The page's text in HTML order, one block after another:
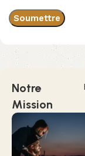
Notre
Mission